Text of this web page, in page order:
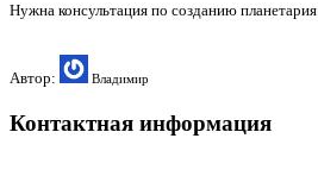
Нужна консультация по созданию планетария
Автор: Владимир
Контактная информация